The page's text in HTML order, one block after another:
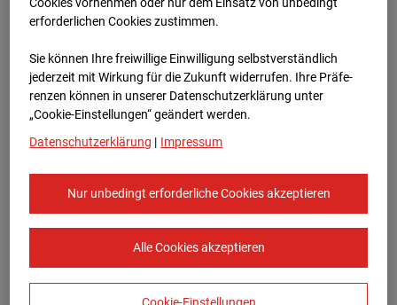
Zur Übersicht
Archivdatum: 16.01.2024 13:03,
Europe/Berlin
Cookies vornehmen oder nur dem Einsatz von unbedingt
erforderlichen Cookies zustimmen.
Sie können Ihre freiwillige Einwilligung selbstverständlich
jederzeit mit Wirkung für die Zukunft widerrufen. Ihre Prä­fe­
renzen können in unserer Datenschutzerklärung unter
„Cookie-Einstellungen“ geändert werden.
Datenschutzerklärung | Impressum
Nur unbedingt erforderliche Cookies akzeptieren
Alle Cookies akzeptieren